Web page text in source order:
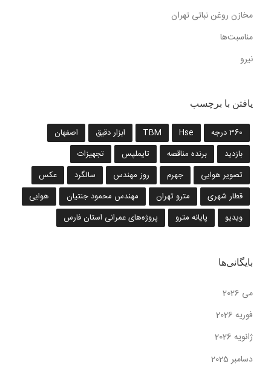
مخازن روغن نباتی تهران
مناسبت‌ها
نیرو
یافتن با برچسب
360 درجه Hse
TBM ابزار دقیق
اصفهان
بازدید
برنده مناقصه تایملپس
تجهیزات
تصویر هوایی
جهرم روز مهندس سالگرد
عکس
قطار شهری
مترو تهران مهندس محمود جنتیان
هوایی
ویدیو
پایانه مترو پروژه‌های عمرانی استان فارس
بایگانی‌ها
می 2026
فوریه 2026
ژانویه 2026
دسامبر 2025